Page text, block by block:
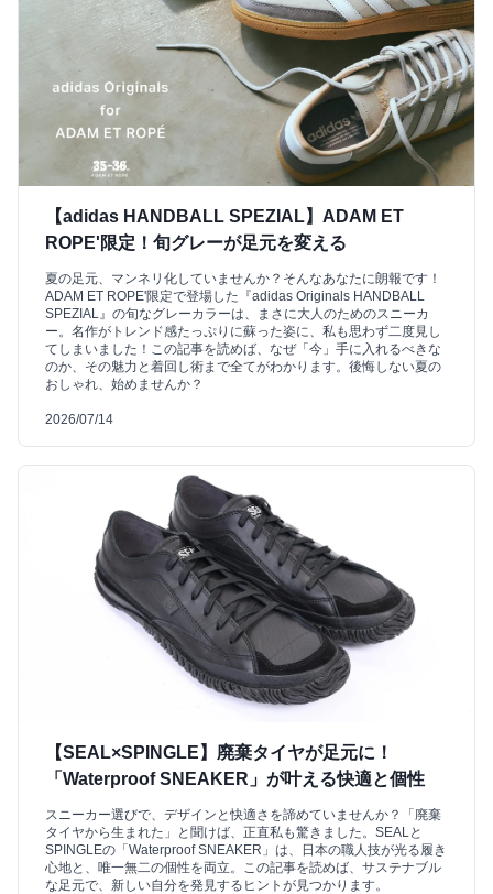
【adidas HANDBALL SPEZIAL】ADAM ET
ROPE'限定！旬グレーが足元を変える
夏の足元、マンネリ化していませんか？そんなあなたに朗報です！
ADAM ET ROPE'限定で登場した『adidas Originals HANDBALL
SPEZIAL』の旬なグレーカラーは、まさに大人のためのスニーカ
ー。名作がトレンド感たっぷりに蘇った姿に、私も思わず二度見し
てしまいました！この記事を読めば、なぜ「今」手に入れるべきな
のか、その魅力と着回し術まで全てがわかります。後悔しない夏の
おしゃれ、始めませんか？
2026/07/14
【SEAL×SPINGLE】廃棄タイヤが足元に！
「Waterproof SNEAKER」が叶える快適と個性
スニーカー選びで、デザインと快適さを諦めていませんか？「廃棄
タイヤから生まれた」と聞けば、正直私も驚きました。SEALと
SPINGLEの「Waterproof SNEAKER」は、日本の職人技が光る履き
心地と、唯一無二の個性を両立。この記事を読めば、サステナブル
な足元で、新しい自分を発見するヒントが見つかります。